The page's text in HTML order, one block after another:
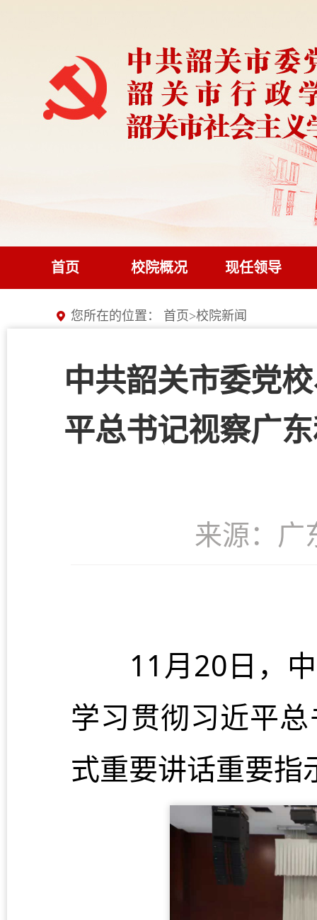
首页 校院概况 现任领导
您所在的位置： 首页>校院新闻
中共韶关市委党
平总书记视察广
来源：广
11月20日，中
学习贯彻习近平
式重要讲话重要指